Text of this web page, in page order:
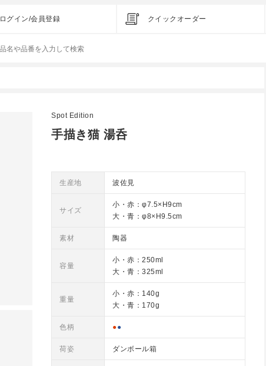
ログイン/会員登録 クイックオーダー
手描き猫 湯呑
Spot Edition
生産地 波佐見
サイズ
小・赤：φ7.5×H9cm
大・青：φ8×H9.5cm
素材 陶器
容量
小・赤：250ml
大・青：325ml
重量
小・赤：140g
大・青：170g
色柄 ●●
荷姿 ダンボール箱